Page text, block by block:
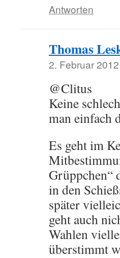
Antworten
Thomas
2. Februar
@Clitus
Keine
man einfach
Es geht im
Grüppchen“
in den
später
geht auch
Wahlen
überstimmt